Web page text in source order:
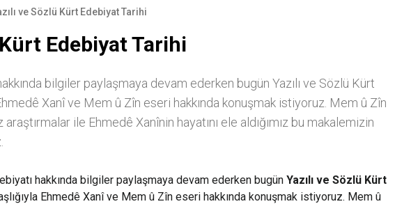
ve Sözlü Kürt Edebiyat Tarihi
Kürt Edebiyat Tarihi
bilgiler paylaşmaya devam ederken bugün Yazılı ve Sözlü Kürt
Xanî ve Mem û Zîn eseri hakkında konuşmak istiyoruz. Mem û Zîn
araştırmalar ile Ehmedê Xanînin hayatını ele aldığımız bu makalemizin
hakkında bilgiler paylaşmaya devam ederken bugün Yazılı ve Sözlü Kürt
Ehmedê Xanî ve Mem û Zîn eseri hakkında konuşmak istiyoruz. Mem û